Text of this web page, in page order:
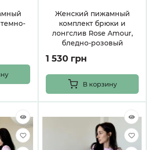
Женский пижамный
комплект брюки и
лонгслив Rose Amour,
бледно-розовый
1 530 грн
В корзину